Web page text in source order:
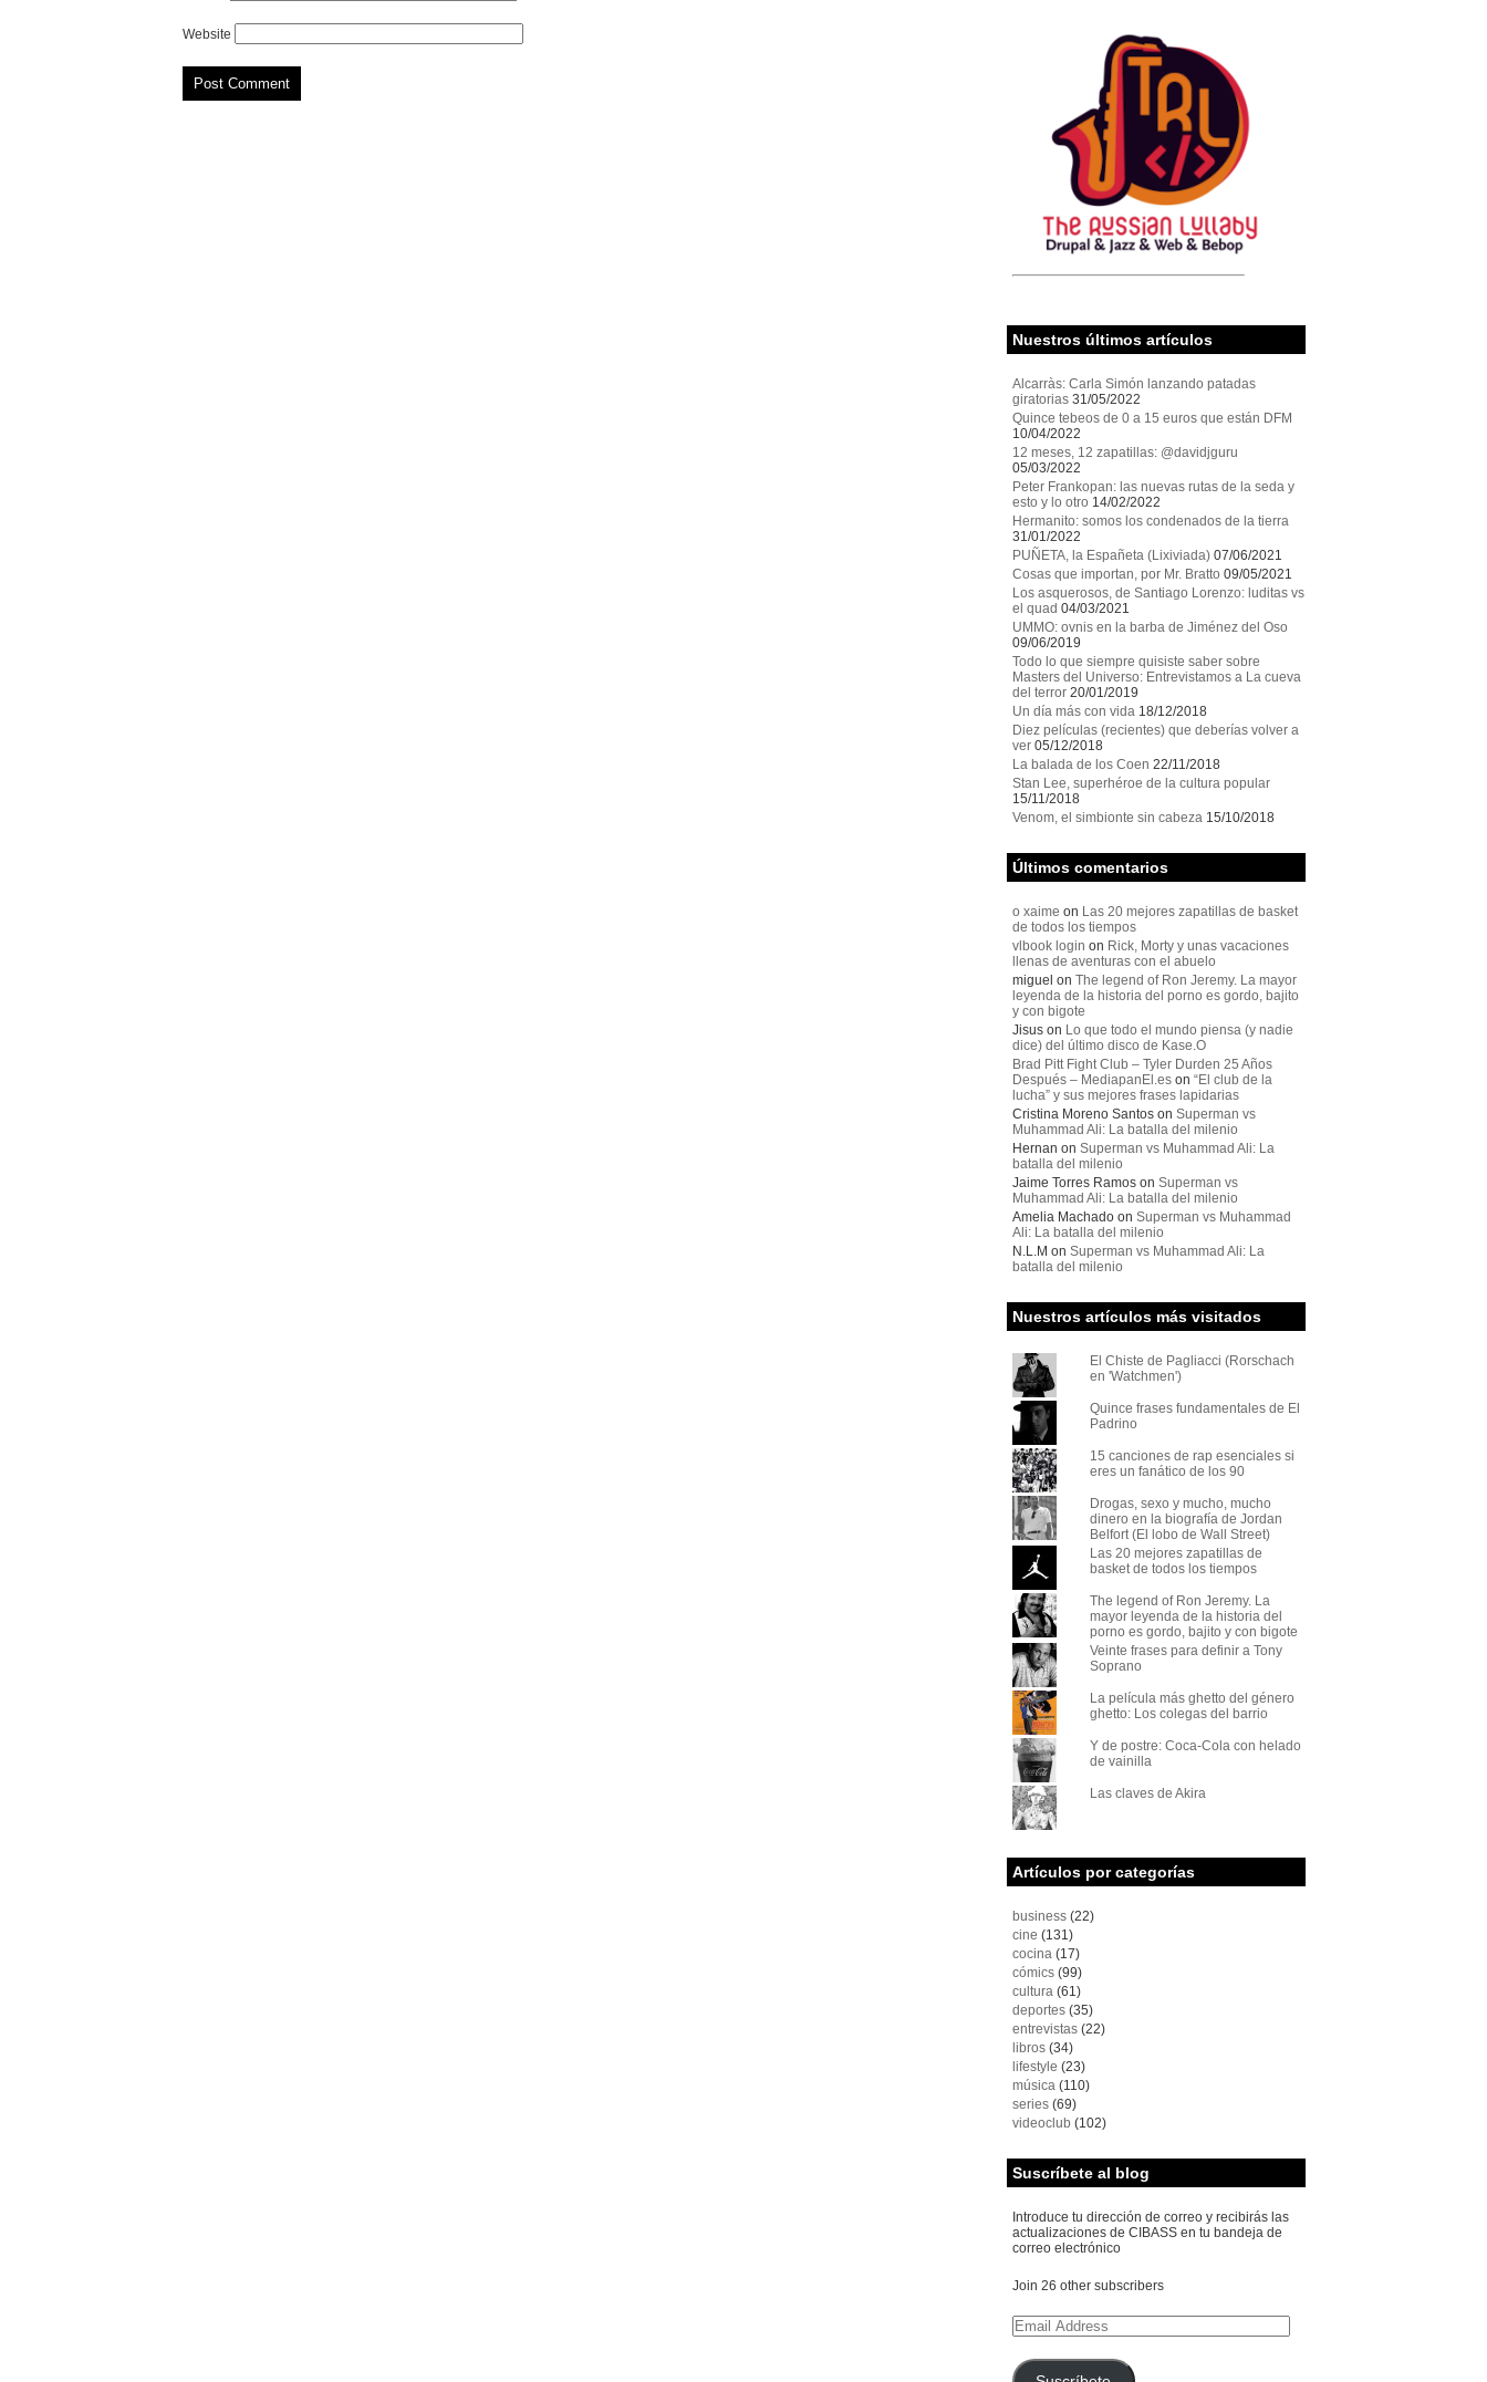
Website
Nuestros últimos artículos
Alcarràs: Carla Simón lanzando patadas
giratorias 31/05/2022
Quince tebeos de 0 a 15 euros que están DFM
10/04/2022
12 meses, 12 zapatillas: @davidjguru
05/03/2022
Peter Frankopan: las nuevas rutas de la seda y
esto y lo otro 14/02/2022
Hermanito: somos los condenados de la tierra
31/01/2022
PUÑETA, la Españeta (Lixiviada) 07/06/2021
Cosas que importan, por Mr. Bratto 09/05/2021
Los asquerosos, de Santiago Lorenzo: luditas vs
el quad 04/03/2021
UMMO: ovnis en la barba de Jiménez del Oso
09/06/2019
Todo lo que siempre quisiste saber sobre
Masters del Universo: Entrevistamos a La cueva
del terror 20/01/2019
Un día más con vida 18/12/2018
Diez películas (recientes) que deberías volver a
ver 05/12/2018
La balada de los Coen 22/11/2018
Stan Lee, superhéroe de la cultura popular
15/11/2018
Venom, el simbionte sin cabeza 15/10/2018
Últimos comentarios
o xaime on Las 20 mejores zapatillas de basket
de todos los tiempos
vlbook login on Rick, Morty y unas vacaciones
llenas de aventuras con el abuelo
miguel on The legend of Ron Jeremy. La mayor
leyenda de la historia del porno es gordo, bajito
y con bigote
Jisuson Lo que todo el mundo piensa (y nadie
dice) del último disco de Kase.O
Brad Pitt Fight Club – Tyler Durden 25 Años
Después – MediapanEl.eson “El club de la
lucha” y sus mejores frases lapidarias
Cristina Moreno Santoson Superman vs
Muhammad Ali: La batalla del milenio
Hernan on Superman vs Muhammad Ali: La
batalla del milenio
Jaime Torres Ramoson Superman vs
Muhammad Ali: La batalla del milenio
Amelia Machadoon Superman vs Muhammad
Ali: La batalla del milenio
N.L.M on Superman vs Muhammad Ali: La
batalla del milenio
Nuestros artículos más visitados
El Chiste de Pagliacci (Rorschach
en 'Watchmen')
Quince frases fundamentales de El
Padrino
15 canciones de rap esenciales si
eres un fanático de los 90
Drogas, sexo y mucho, mucho
dinero en la biografía de Jordan
Belfort (El lobo de Wall Street)
Las 20 mejores zapatillas de
basket de todos los tiempos
The legend of Ron Jeremy. La
mayor leyenda de la historia del
porno es gordo, bajito y con bigote
Veinte frases para definir a Tony
Soprano
La película más ghetto del género
ghetto: Los colegas del barrio
Y de postre: Coca-Cola con helado
de vainilla
Las claves de Akira
Artículos por categorías
business(22)
cine (131)
cocina(17)
cómics(99)
cultura(61)
deportes(35)
entrevistas(22)
libros(34)
lifestyle (23)
música(110)
series(69)
videoclub (102)
Suscríbete al blog
Introduce tu dirección de correo y recibirás las
actualizaciones de CIBASS en tu bandeja de
correo electrónico
Join 26 other subscribers
Email
Address